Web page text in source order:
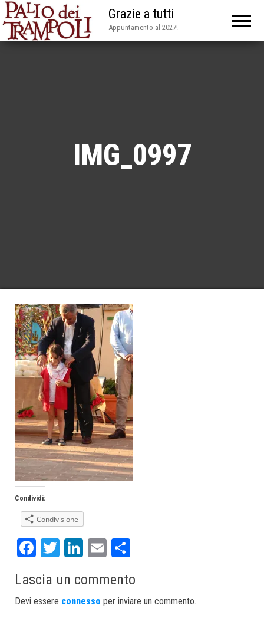
Grazie a tutti
Appuntamento al 2027!
IMG_0997
Condividi:
Condivisione
Fa
bo
ok
T
tt
er
Li
ed
In
E
ail re
Lascia un commento
Devi essere connesso per inviare un commento.